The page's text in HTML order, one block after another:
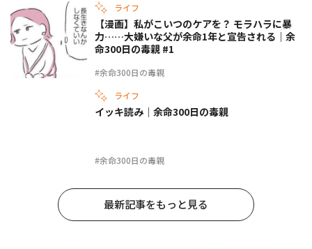
ライフ
#余命300日の毒親
【漫画】私がこいつのケアを？ モラハラに暴
力……大嫌いな父が余命1年と宣告される｜余
命300日の毒親 #1
ライフ
#余命300日の毒親
イッキ読み｜余命300日の毒親
最新記事をもっと見る